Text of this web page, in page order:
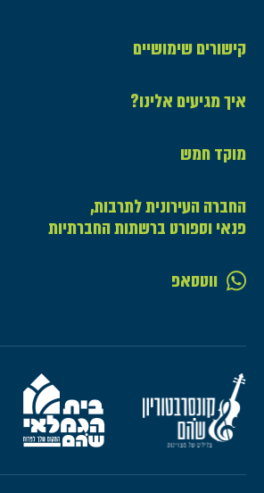
קישורים שימושיים
איך מגיעים אלינו?
מוקד חמש
החברה העירונית לתרבות,
פנאי וספורט ברשתות החברתיות
ווטסאפ